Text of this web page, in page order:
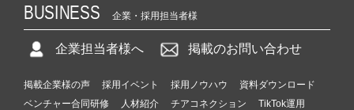
BUSINESS 企業・採用担当者様
企業担当者様へ 掲載のお問い合わせ
掲載企業様の声 採用イベント 採用ノウハウ
資料ダウンロード
ベンチャー合同研修
人材紹介 チアコネクション
TikTok運用